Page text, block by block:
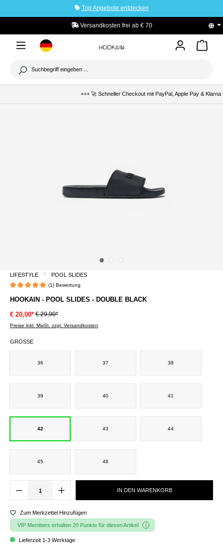
Top Angebote entdecken
Versandkosten frei ab € 70
+++ 🚀 Schneller Checkout mit PayPal, Apple Pay &
LIFESTYLE POOL SLIDES
(1) Bewertung
HOOKAIN - POOL SLIDES - DOUBLE BLACK
€ 20,00* € 29,90*
Preise inkl. MwSt. zzgl. Versandkosten
GRÖSSE
36 37 38
39 40 41
42 43 44
45 46
IN DEN WARENKORB
Zum Merkzettel Hinzufügen
VIP Members erhalten 20 Punkte für diesen Artikel
Lieferzeit 1-3 Werktage